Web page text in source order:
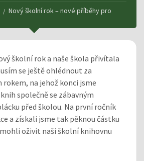
Nový školní rok – nové příběhy pro
školní rok a naše škola přivítala
se ještě ohlédnout za
na jehož konci jsme
společně se zábavným
před školou. Na první ročník
a získali jsme tak pěknou částku
oživit naši školní knihovnu